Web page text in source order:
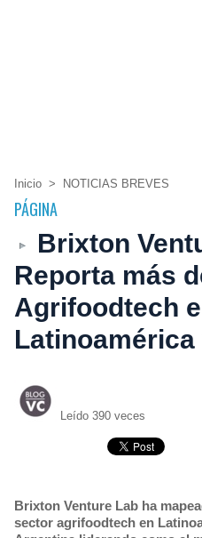
Inicio > NOTICIAS BREVES
PÁGINA
Brixton
Reporta más
Agrifoodtech
Latinoamérica
Leído 390 veces
Brixton Venture Lab ha
sector agrifoodtech en